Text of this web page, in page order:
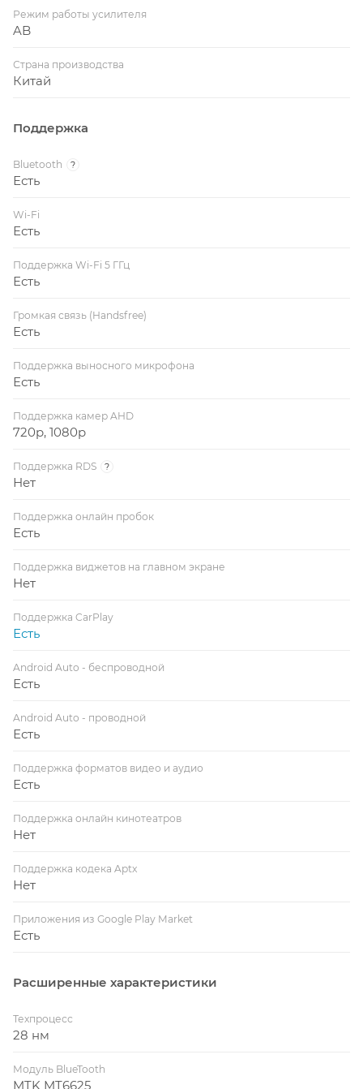
Режим работы усилителя
AB
Страна производства
Китай
Поддержка
Bluetooth ?
Есть
Wi-Fi
Есть
Поддержка Wi-Fi 5 ГГц
Есть
Громкая связь (Handsfree)
Есть
Поддержка выносного микрофона
Есть
Поддержка камер AHD
720p, 1080p
Поддержка RDS ?
Нет
Поддержка онлайн пробок
Есть
Поддержка виджетов на главном экране
Нет
Поддержка CarPlay
Есть
Android Auto - беспроводной
Есть
Android Auto - проводной
Есть
Поддержка форматов видео и аудио
Есть
Поддержка онлайн кинотеатров
Нет
Поддержка кодека Aptx
Нет
Приложения из Google Play Market
Есть
Расширенные характеристики
Техпроцесс
28 нм
Модуль BlueTooth
MTK MT6625